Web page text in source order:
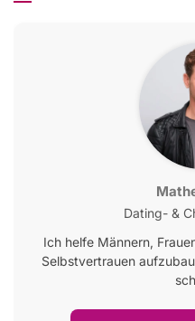
Dating- &
Ich helfe Männern,
Selbstvertrauen